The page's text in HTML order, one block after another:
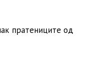
пратениците од